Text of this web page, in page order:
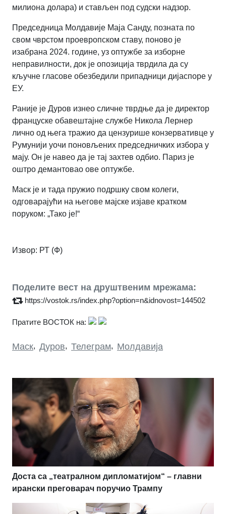
милиона долара) и стављен под судски надзор.
Председница Молдавије Маја Санду, позната по
свом чврстом проевропском ставу, поново је
изабрана 2024. године, уз оптужбе за изборне
неправилности, док је опозиција тврдила да су
кључне гласове обезбедили припадници дијаспоре у
ЕУ.
Раније је Дуров изнео сличне тврдње да је директор
француске обавештајне службе Никола Лернер
лично од њега тражио да цензурише конзервативце у
Румунији уочи поновљених председничких избора у
мају. Он је навео да је тај захтев одбио. Париз је
оштро демантовао ове оптужбе.
Маск је и тада пружио подршку свом колеги,
одговарајући на његове мајске изјаве кратком
поруком: „Тако је!“
Извор: РТ (Ф)
Поделите вест на друштвеним мрежама:
https://vostok.rs/index.php?option=n&idnovost=144502
Пратите ВОСТОК на:
Маск, Дуров, Телеграм, Молдавија
Доста са „театралном дипломатијом“ – главни
ирански преговарач поручио Трампу